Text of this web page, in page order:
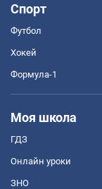
Спорт
Футбол
Хокей
Формула-1
Моя школа
ГДЗ
Онлайн уроки
ЗНО